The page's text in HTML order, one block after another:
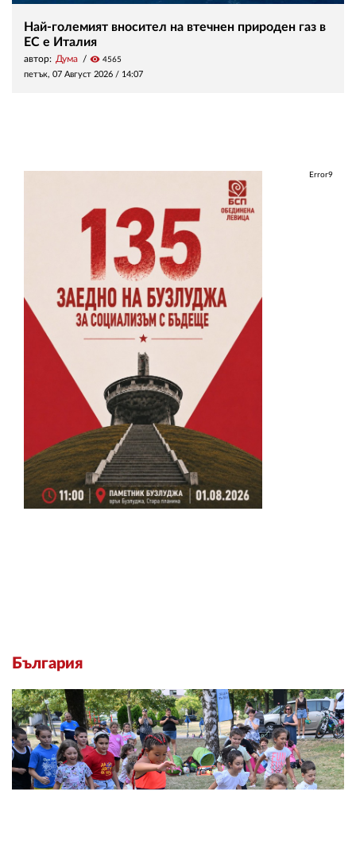
Най-големият вносител на втечнен природен газ в
ЕС е Италия
автор: Дума visibility 4565
петък, 07 Август 2026 / 14:07
Error9
България